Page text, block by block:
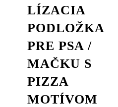
LÍZACIA
PODLOŽKA
PRE PSA /
MAČKU S
PIZZA
MOTÍVOM